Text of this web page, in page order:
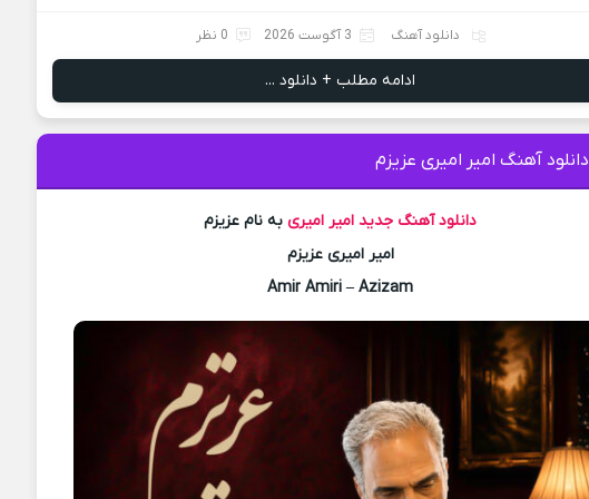
دانلود آهنگ 3 آگوست 2026 0 نظر
ادامه مطلب + دانلود ...
دانلود آهنگ امیر امیری عزیزم
دانلود آهنگ جدید امیر امیریبه نام عزیزم
امیر امیری عزیزم
Amir Amiri – Azizam